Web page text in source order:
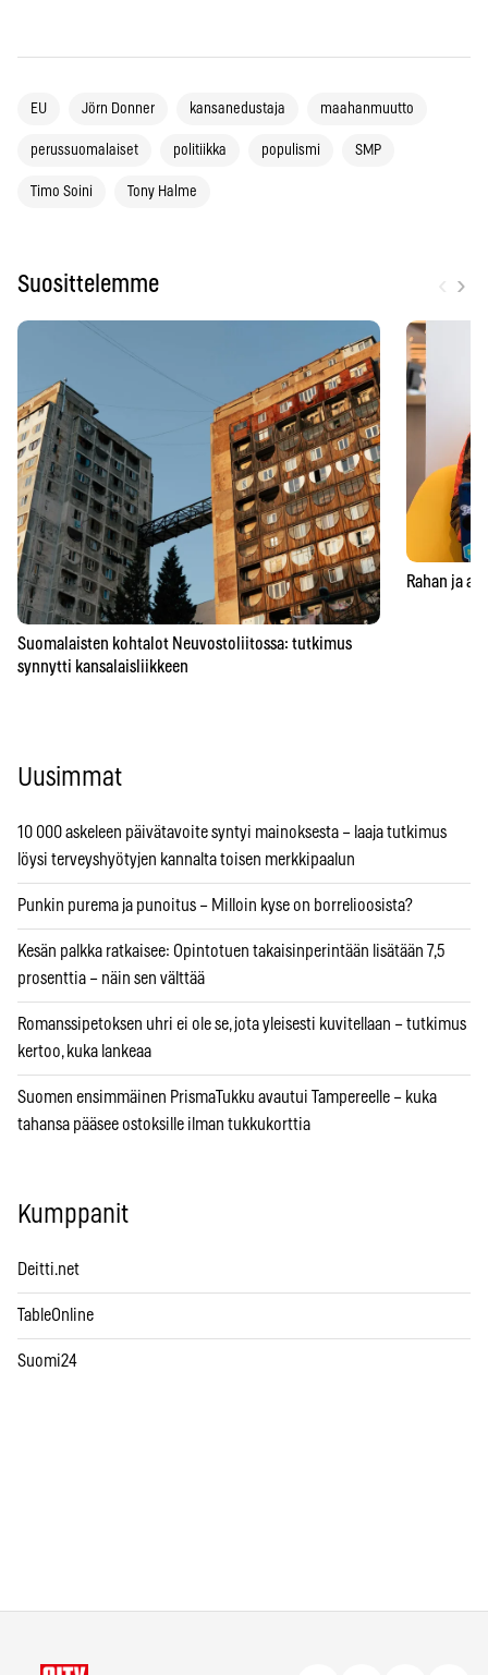
EU Jörn Donner kansanedustaja maahanmuutto
perussuomalaiset politiikka populismi SMP
Timo Soini Tony Halme
Suosittelemme ›
Suomalaisten kohtalot Neuvostoliitossa: tutkimus
synnytti kansalaisliikkeen
Rahan ja
Uusimmat
10 000 askeleen päivätavoite syntyi mainoksesta – laaja tutkimus
löysi terveyshyötyjen kannalta toisen merkkipaalun
Punkin purema ja punoitus – Milloin kyse on borrelioosista?
Kesän palkka ratkaisee: Opintotuen takaisinperintään lisätään 7,5
prosenttia – näin sen välttää
Romanssipetoksen uhri ei ole se, jota yleisesti kuvitellaan – tutkimus
kertoo, kuka lankeaa
Suomen ensimmäinen PrismaTukku avautui Tampereelle – kuka
tahansa pääsee ostoksille ilman tukkukorttia
Kumppanit
Deitti.net
TableOnline
Suomi24